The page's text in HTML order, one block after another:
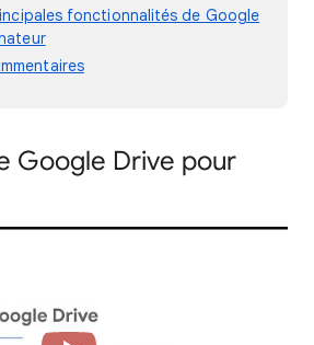
fonctionnalités de Google
Google Drive pour